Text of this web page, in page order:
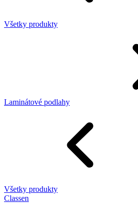
Všetky produkty
Laminátové podlahy
Všetky produkty
Classen